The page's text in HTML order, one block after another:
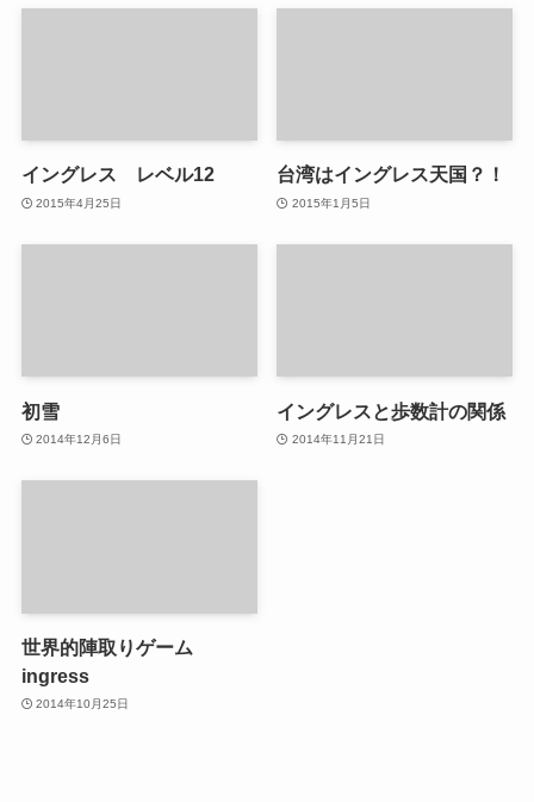
イングレス レベル12
2015年4月25日
台湾はイングレス天国？！
2015年1月5日
初雪
2014年12月6日
イングレスと歩数計の関係
2014年11月21日
世界的陣取りゲーム
ingress
2014年10月25日